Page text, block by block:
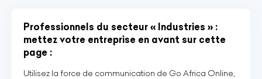
Professionnels du secteur « Industries » :
mettez votre entreprise en avant sur cette
page :
Utilisez la force de communication de Go Africa Online,